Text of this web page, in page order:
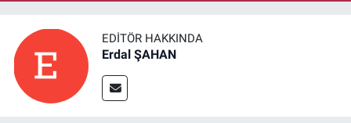
EDITÖR HAKKINDA
Erdal ŞAHAN